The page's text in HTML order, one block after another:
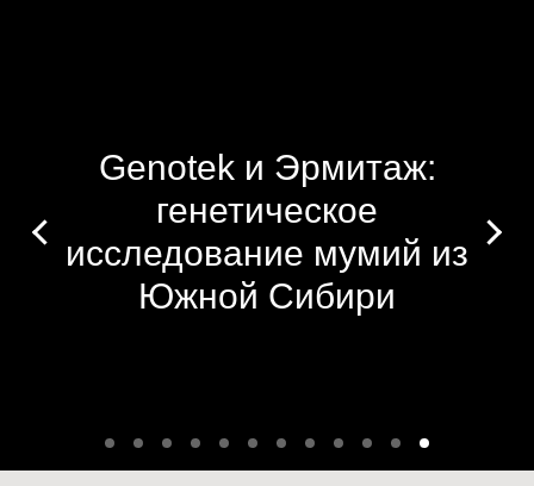
Genotek и Эрмитаж:
генетическое
исследование мумий из
Южной Сибири